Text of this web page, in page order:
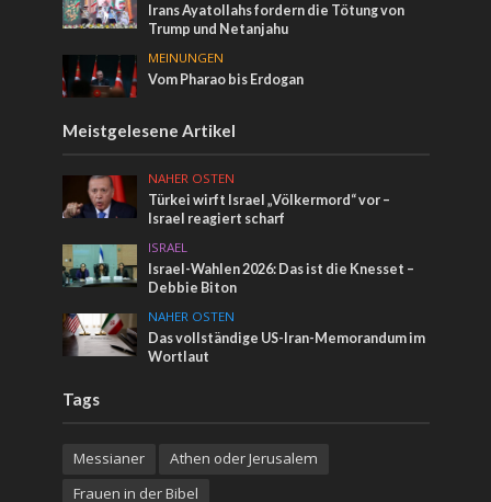
Irans Ayatollahs fordern die Tötung von
Trump und Netanjahu
MEINUNGEN
Vom Pharao bis Erdogan
Meistgelesene Artikel
NAHER OSTEN
Türkei wirft Israel „Völkermord“ vor –
Israel reagiert scharf
ISRAEL
Israel-Wahlen 2026: Das ist die Knesset –
Debbie Biton
NAHER OSTEN
Das vollständige US-Iran-Memorandum im
Wortlaut
Tags
Messianer
Athen oder Jerusalem
Frauen in der Bibel